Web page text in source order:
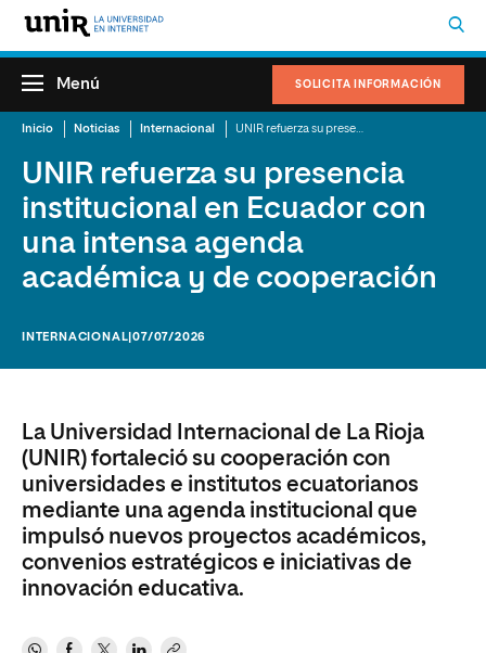
SOLICITA INFORMACIÓN
Menú
Inicio Noticias Internacional
UNIR refuerza su presencia
institucional en Ecuador con
una intensa agenda
académica y de cooperación
INTERNACIONAL |07/07/2026
La Universidad Internacional de La Rioja
(UNIR) fortaleció su cooperación con
universidades e institutos ecuatorianos
mediante una agenda institucional que
impulsó nuevos proyectos académicos,
convenios estratégicos e iniciativas de
innovación educativa.